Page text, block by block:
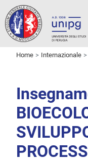
Home Internazionale